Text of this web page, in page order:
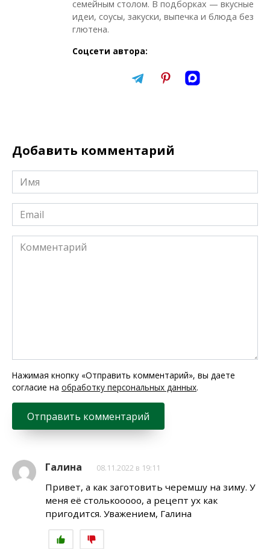
семейным столом. В подборках — вкусные
идеи, соусы, закуски, выпечка и блюда без
глютена.
Соцсети автора:
Добавить комментарий
Имя
*
Email
*
Комментарий
Нажимая кнопку «Отправить комментарий», вы даете
согласие на обработку персональных данных.
Галина 08.11.2022 в 19:11
Привет, а как заготовить черемшу на зиму. У
меня её столькооооо, а рецепт ух как
пригодится. Уважением, Галина